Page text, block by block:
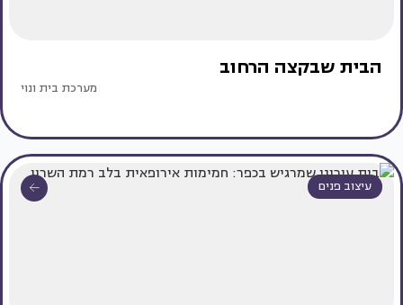
הבית שבקצה הרחוב
מערכת בית ונוי
עיצוב פנים